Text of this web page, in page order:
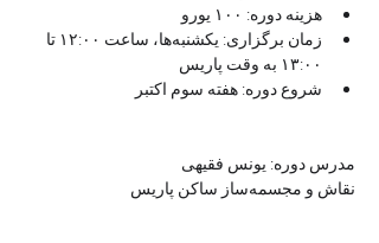
هزینه دوره: ۱۰۰ یورو
زمان برگزاری: یکشنبه‌ها، ساعت ۱۲:۰۰ تا
۱۳:۰۰ به وقت پاریس
شروع دوره: هفته سوم اکتبر
مدرس دوره: یونس فقیهی
نقاش و مجسمه‌ساز ساکن پاریس